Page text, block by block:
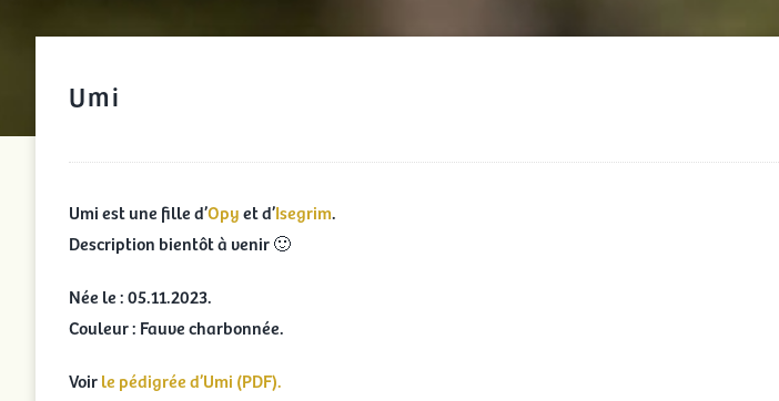
Umi
Umi est une fille d’Opyet d’Isegrim.
Description bientôt à venir 🙂
Née le : 05.11.2023.
Couleur : Fauve charbonnée.
Voirle pédigrée d’Umi (PDF).